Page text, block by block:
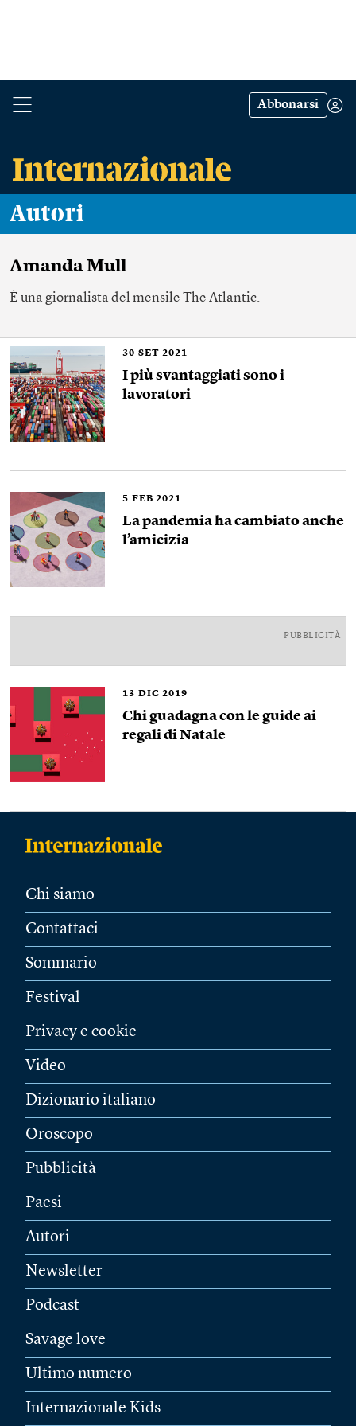
Abbonarsi
Autori
Amanda Mull
È una giornalista del mensile The Atlantic.
30 SET 2021
I più svantaggiati sono i
lavoratori
5 FEB 2021
La pandemia ha cambiato anche
l’amicizia
PUBBLICITÀ
13 DIC 2019
Chi guadagna con le guide ai
regali di Natale
Chi siamo
Contattaci
Sommario
Festival
Privacy e cookie
Video
Dizionario italiano
Oroscopo
Pubblicità
Paesi
Autori
Newsletter
Podcast
Savage love
Ultimo numero
Internazionale Kids